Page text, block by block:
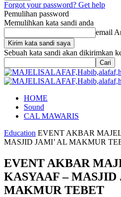
Forgot your password? Get help
Pemulihan password
Memulihkan kata sandi anda
email
Sebuah kata sandi akan dikirimkan
HOME
Sound
CAL MAWARIS
Education EVENT AKBAR
MASJID JAMI’ AL MAKMUR
EVENT AKBAR
KASYAAF – MASJID
MAKMUR TEBET